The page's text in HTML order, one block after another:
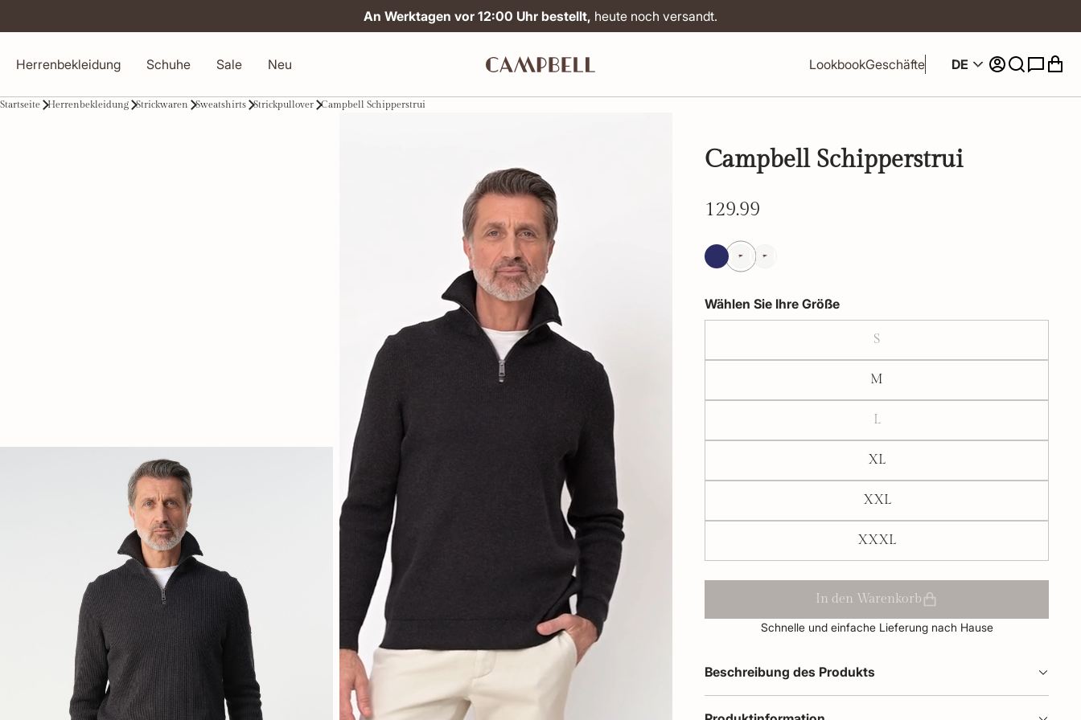
An Werktagen vor 12:00 Uhr bestellt, heute noch versandt.
Herrenbekleidung Schuhe Sale Neu LookbookGeschäfte DE
Startseite Herrenbekleidung Strickwaren Sweatshirts Strickpullover Campbell Schipperstrui
Campbell Schipperstrui
129.99
Wählen Sie Ihre Größe
S
M
L
XL
XXL
XXXL
In den Warenkorb
Schnelle und einfache Lieferung nach Hause
Beschreibung des Produkts